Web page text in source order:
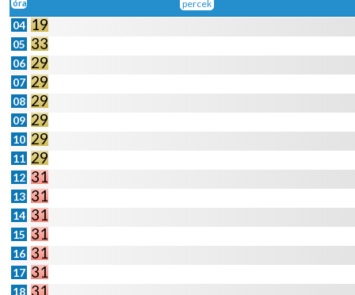
óra percek
04 19
05 33
06 29
07 29
08 29
09 29
10 29
11 29
12 31
13 31
14 31
15 31
16 31
17 31
18 31